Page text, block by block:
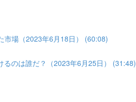
市場（2023年6月18日） (60:08)
るのは誰だ？（2023年6月25日） (31:48)